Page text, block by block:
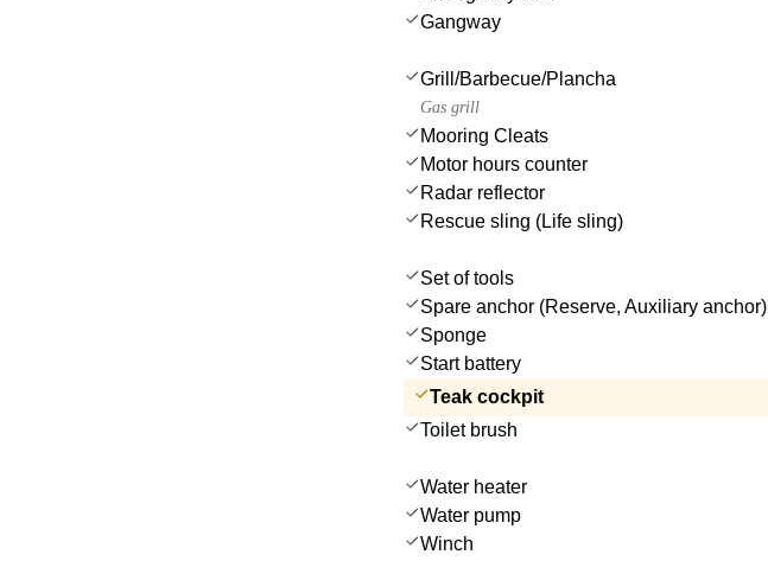
Gangway
Grill/Barbecue/Plancha
Gas grill
Mooring Cleats
Motor hours counter
Radar reflector
Rescue sling (Life sling)
Set of tools
Spare anchor (Reserve, Auxiliary anchor)
Sponge
Start battery
Teak cockpit
Toilet brush
Water heater
Water pump
Winch